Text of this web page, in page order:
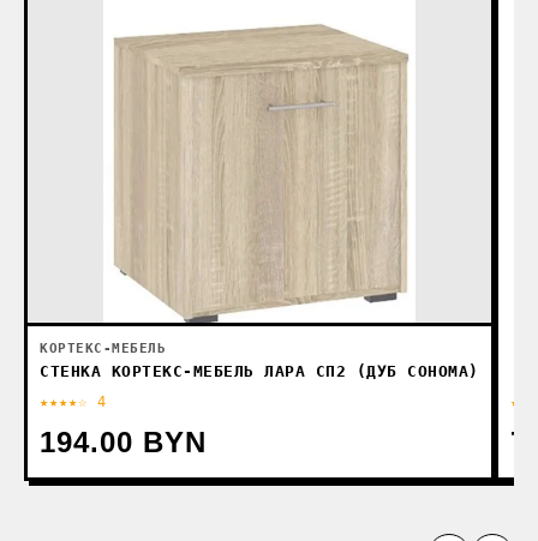
КОРТЕКС-МЕБЕЛЬ
СТЕНКА КОРТЕКС-МЕБЕЛЬ ЛАРА СП2 (ДУБ СОНОМА)
★★★★☆ 4
194.00 BYN